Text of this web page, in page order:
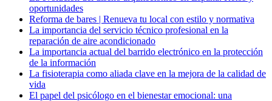
oportunidades
Reforma de bares | Renueva tu local con estilo y normativa
La importancia del servicio técnico profesional en la
reparación de aire acondicionado
La importancia actual del barrido electrónico en la protección
de la información
La fisioterapia como aliada clave en la mejora de la calidad de
vida
El papel del psicólogo en el bienestar emocional: una